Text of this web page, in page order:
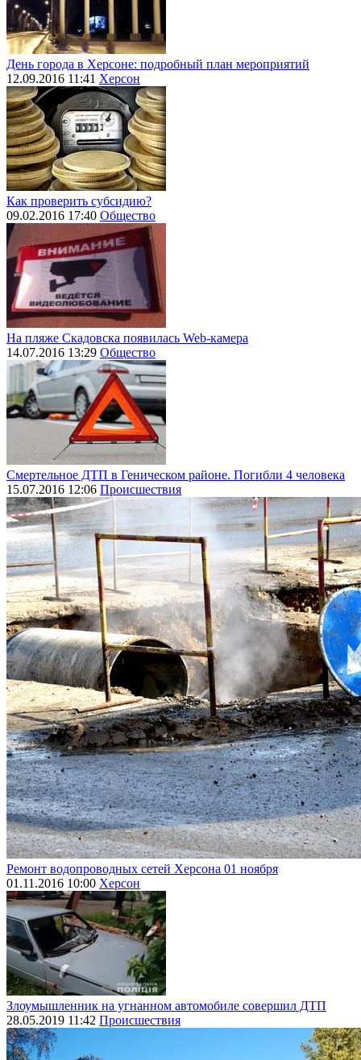
День города в Херсоне: подробный план мероприятий
12.09.2016 11:41 Херсон
Как проверить субсидию?
09.02.2016 17:40 Общество
На пляже Скадовска появилась Web-камера
14.07.2016 13:29 Общество
Смертельное ДТП в Геническом районе. Погибли 4 человека
15.07.2016 12:06 Происшествия
Ремонт водопроводных сетей Херсона 01 ноября
01.11.2016 10:00 Херсон
Злоумышленник на угнанном автомобиле совершил ДТП
28.05.2019 11:42 Происшествия